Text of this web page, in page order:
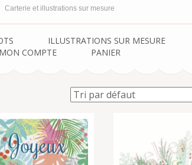
Carterie et illustrations sur mesure
ILLUSTRATIONS SUR MESURE
MON COMPTE
PANIER